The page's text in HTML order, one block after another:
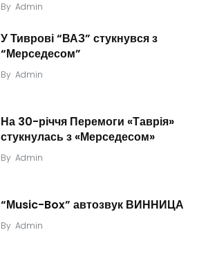
By Admin
У Тиврові “ВАЗ” стукнувся з
“Мерседесом”
By Admin
На 30-річчя Перемоги «Таврія»
стукнулась з «Мерседесом»
By Admin
“Мusic-Box” автозвук ВИННИЦА
By Admin